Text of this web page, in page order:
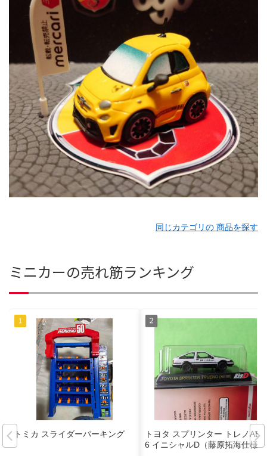
同じカテゴリの 商品を探す
ミニカーの売れ筋ランキング
トミカ スライダーパーキング
トヨタ スプリンター トレノAE8
6 イニシャルD（藤原拓海仕様）